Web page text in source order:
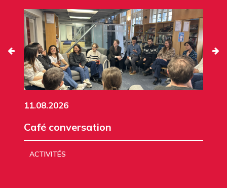
11.08.2026
Café conversation
ACTIVITÉS